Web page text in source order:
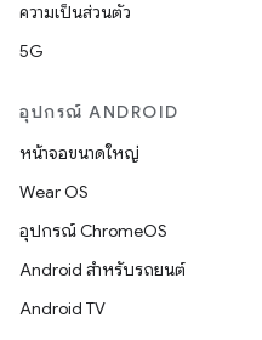
ความเป็นส่วนตัว
5G
อุปกรณ์ ANDROID
หน้าจอขนาดใหญ่
Wear OS
อุปกรณ์ ChromeOS
Android สำหรับรถยนต์
Android TV